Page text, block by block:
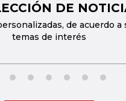
DE
de acuerdo a
temas de interés